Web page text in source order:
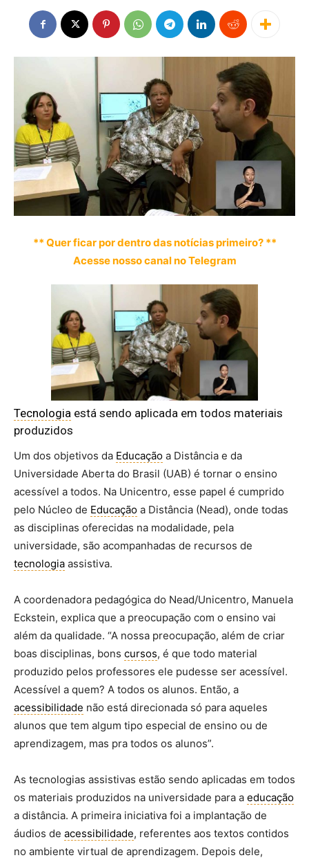
** Quer ficar por dentro das notícias primeiro? **
Acesse nosso canal no Telegram
Tecnologia está sendo aplicada em todos materiais
produzidos
Um dos objetivos da Educação a Distância e da
Universidade Aberta do Brasil (UAB) é tornar o ensino
acessível a todos. Na Unicentro, esse papel é cumprido
pelo Núcleo de Educação a Distância (Nead), onde todas
as disciplinas oferecidas na modalidade, pela
universidade, são acompanhadas de recursos de
tecnologia assistiva.
A coordenadora pedagógica do Nead/Unicentro, Manuela
Eckstein, explica que a preocupação com o ensino vai
além da qualidade. “A nossa preocupação, além de criar
boas disciplinas, bons cursos, é que todo material
produzido pelos professores ele pudesse ser acessível.
Acessível a quem? A todos os alunos. Então, a
acessibilidade não está direcionada só para aqueles
alunos que tem algum tipo especial de ensino ou de
aprendizagem, mas pra todos os alunos”.
As tecnologias assistivas estão sendo aplicadas em todos
os materiais produzidos na universidade para a educação
a distância. A primeira iniciativa foi a implantação de
áudios de acessibilidade, referentes aos textos contidos
no ambiente virtual de aprendizagem. Depois dele,